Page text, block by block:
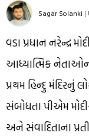
Sagar Solanki |
વડા પ્રધાન નરેન્દ્ર
આધ્યાત્મિક નેતાઓની
પ્રથમ હિન્દુ મંદિરનું
સંબોધતા પીએમ
અને સંવાદિતાના